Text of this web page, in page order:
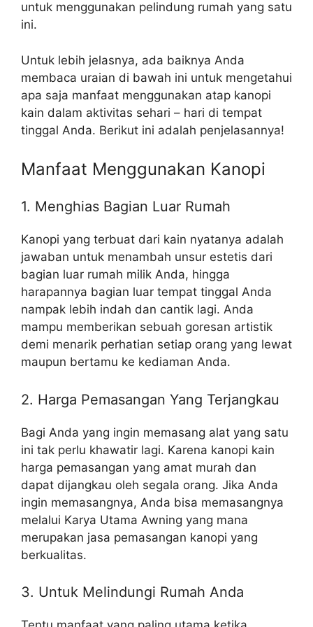
untuk menggunakan pelindung rumah yang satu
ini.
Untuk lebih jelasnya, ada baiknya Anda
membaca uraian di bawah ini untuk mengetahui
apa saja manfaat menggunakan atap kanopi
kain dalam aktivitas sehari – hari di tempat
tinggal Anda. Berikut ini adalah penjelasannya!
Manfaat Menggunakan Kanopi
1. Menghias Bagian Luar Rumah
Kanopi yang terbuat dari kain nyatanya adalah
jawaban untuk menambah unsur estetis dari
bagian luar rumah milik Anda, hingga
harapannya bagian luar tempat tinggal Anda
nampak lebih indah dan cantik lagi. Anda
mampu memberikan sebuah goresan artistik
demi menarik perhatian setiap orang yang lewat
maupun bertamu ke kediaman Anda.
2. Harga Pemasangan Yang Terjangkau
Bagi Anda yang ingin memasang alat yang satu
ini tak perlu khawatir lagi. Karena kanopi kain
harga pemasangan yang amat murah dan
dapat dijangkau oleh segala orang. Jika Anda
ingin memasangnya, Anda bisa memasangnya
melalui Karya Utama Awning yang mana
merupakan jasa pemasangan kanopi yang
berkualitas.
3. Untuk Melindungi Rumah Anda